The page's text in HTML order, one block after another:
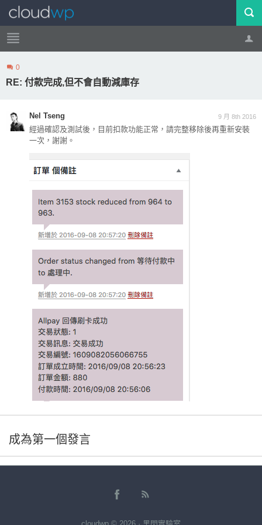
帳號 登出
0
RE: 付款完成,但不會自動減庫存
9 月 8th 2016
Nel Tseng
經過確認及測試後，目前扣款功能正常，請完整移除後再重新安裝
一次，謝謝。
成為第一個發言